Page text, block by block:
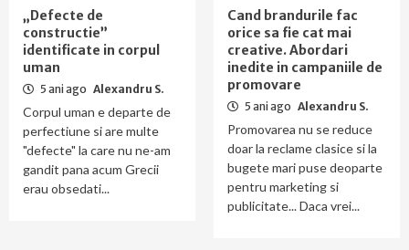
„Defecte de
constructie”
identificate in corpul
uman
5 ani ago Alexandru S.
Corpul uman e departe de
perfectiune si are multe
"defecte" la care nu ne-am
gandit pana acum Grecii
erau obsedati...
Cand brandurile fac
orice sa fie cat mai
creative. Abordari
inedite in campaniile de
promovare
5 ani ago Alexandru S.
Promovarea nu se reduce
doar la reclame clasice si la
bugete mari puse deoparte
pentru marketing si
publicitate... Daca vrei...